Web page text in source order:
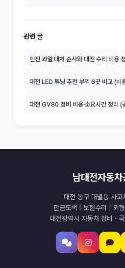
관련 글
엔진 과열 대처 순서와 대전 수리 비용
대전 LED 튜닝 추천 부위 6곳 비교 (비
대전 GV80 정비 비용·소요시간 정리 (
남대전자동
대전 동구 대별동 사고
판금도색 | 보험수리 | 외
대전광역시 자동차 정비 ·